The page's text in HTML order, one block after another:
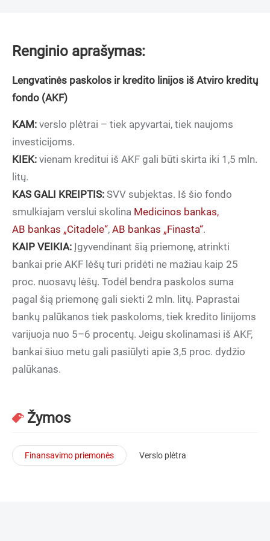
Renginio aprašymas:
Lengvatinės paskolos ir kredito linijos iš Atviro kreditų
fondo (AKF)
KAM: verslo plėtrai – tiek apyvartai, tiek naujoms
investicijoms.
KIEK: vienam kreditui iš AKF gali būti skirta iki 1,5 mln.
litų.
KAS GALI KREIPTIS: SVV subjektas. Iš šio fondo
smulkiajam verslui skolina Medicinos bankas,
AB bankas „Citadele“, AB bankas „Finasta“.
KAIP VEIKIA: Įgyvendinant šią priemonę, atrinkti
bankai prie AKF lėšų turi pridėti ne mažiau kaip 25
proc. nuosavų lėšų. Todėl bendra paskolos suma
pagal šią priemonę gali siekti 2 mln. litų. Paprastai
bankų palūkanos tiek paskoloms, tiek kredito linijoms
varijuoja nuo 5–6 procentų. Jeigu skolinamasi iš AKF,
bankai šiuo metu gali pasiūlyti apie 3,5 proc. dydžio
palūkanas.
Žymos
Finansavimo priemonės Verslo plėtra